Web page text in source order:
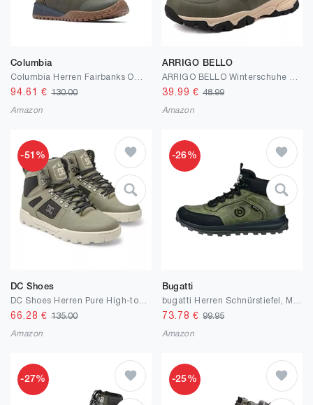
Columbia
94.61 €130.00
Amazon
ARRIGO BELLO
39.99 € 48.99
Amazon
-51%
DC Shoes
66.28 €135.00
Amazon
-26%
Bugatti
73.78 € 99.95
Amazon
-27% -25%